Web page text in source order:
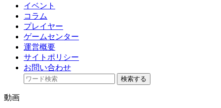
イベント
コラム
プレイヤー
ゲームセンター
運営概要
サイトポリシー
お問い合わせ
検索する
動画